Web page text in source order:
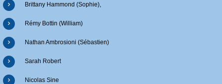
Brittany Hammond (Sophie),
Rémy Bottin (William)
Nathan Ambrosioni (Sébastien)
Sarah Robert
Nicolas Sine